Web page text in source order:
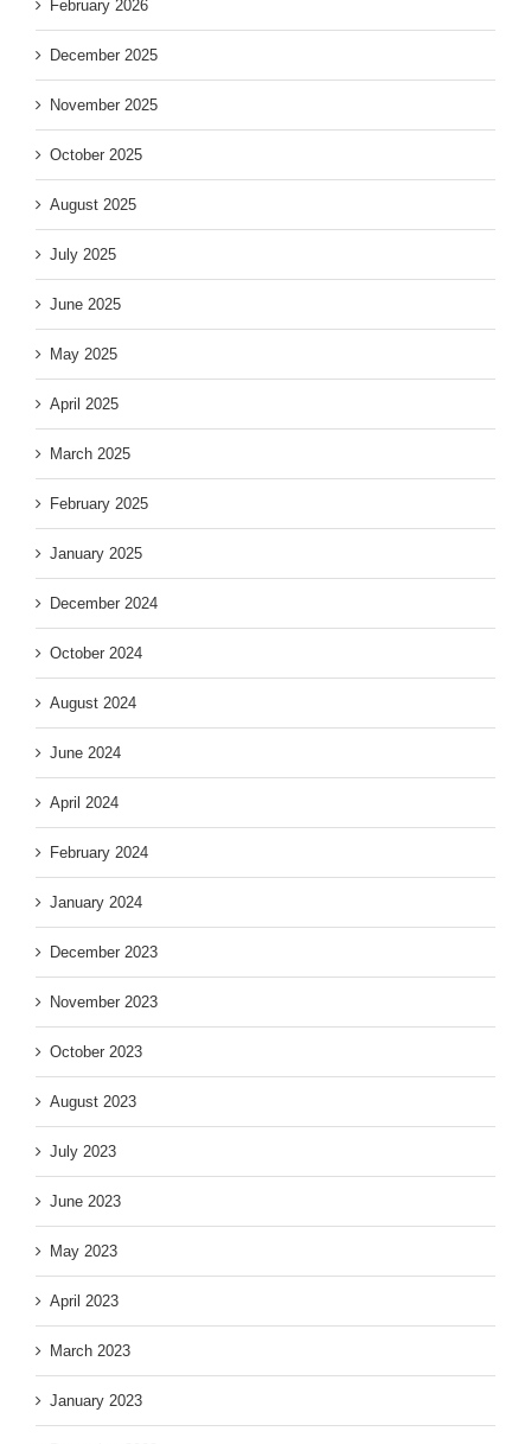
February 2026
December 2025
November 2025
October 2025
August 2025
July 2025
June 2025
May 2025
April 2025
March 2025
February 2025
January 2025
December 2024
October 2024
August 2024
June 2024
April 2024
February 2024
January 2024
December 2023
November 2023
October 2023
August 2023
July 2023
June 2023
May 2023
April 2023
March 2023
January 2023